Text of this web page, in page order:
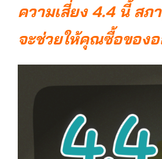
ความเสี่ยง 4.4 นี้ สภ
จะช่วยให้คุณซื้อของ